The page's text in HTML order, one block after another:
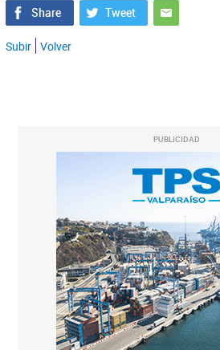
Subir Volver
PUBLICIDAD